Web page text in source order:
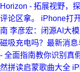
Horizon - 拓展视野，
评论区拿。
iPhone打
南 李彦宏：闭源AI大
磁吸充电吗？最新消
- 全面指南教你识别真
然拼读启蒙歌曲大全